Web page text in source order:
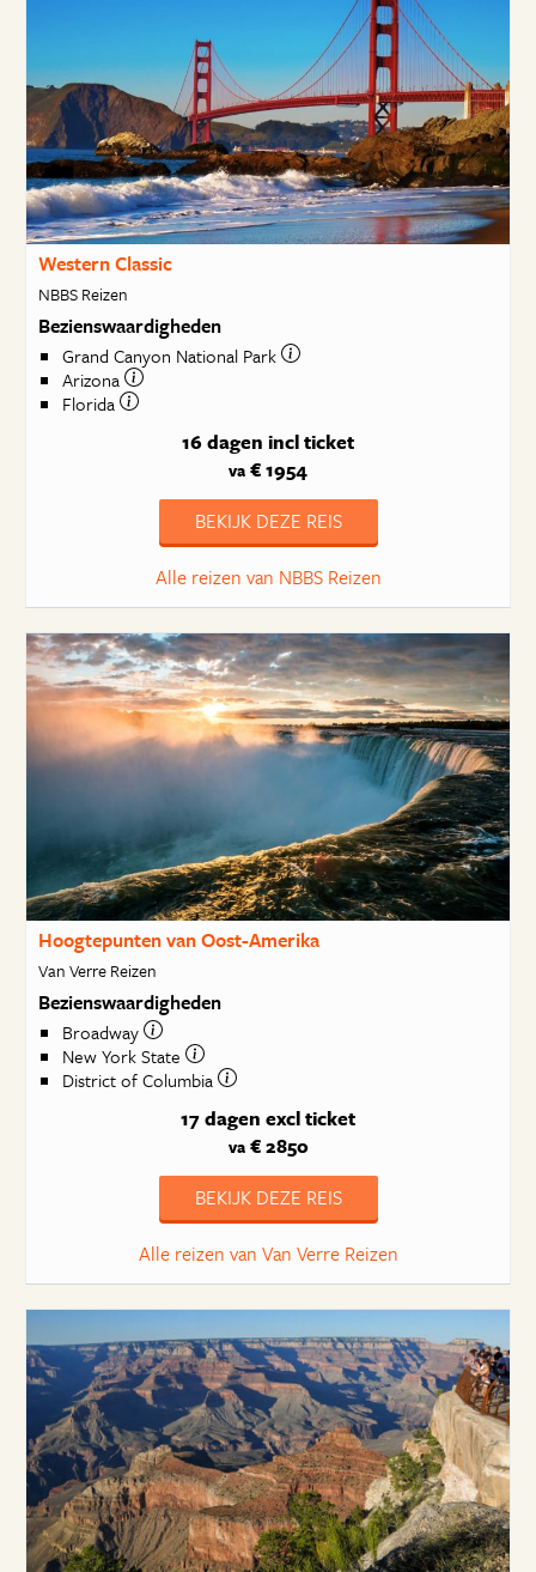
Western Classic
NBBS Reizen
Bezienswaardigheden
Grand Canyon National Park
Arizona
Florida
16 dagen incl ticket
va € 1954
BEKIJK DEZE REIS
Alle reizen van NBBS Reizen
Hoogtepunten van Oost-Amerika
Van Verre Reizen
Bezienswaardigheden
Broadway
New York State
District of Columbia
17 dagen excl ticket
va€ 2850
BEKIJK DEZE REIS
Alle reizen van Van Verre Reizen